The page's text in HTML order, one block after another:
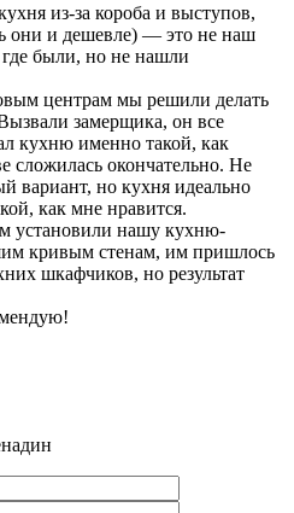
из-за короба и выступов,
они и дешевле) — это не наш
были, но не нашли
центрам мы решили делать
замерщика, он все
кухню именно такой, как
сложилась окончательно. Не
вариант, но кухня идеально
как мне нравится.
установили нашу кухню-
кривым стенам, им пришлось
шкафчиков, но результат